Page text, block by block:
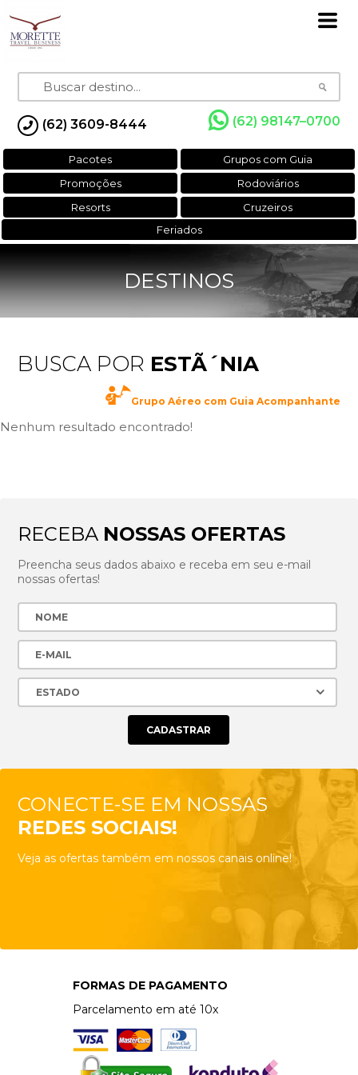
(62) 3609-8444 (62) 98147–0700
Pacotes
Grupos com Guia
Promoções
Rodoviários
Resorts
Cruzeiros
Feriados
DESTINOS
BUSCA POR ESTÃ´NIA
Grupo Aéreo com Guia Acompanhante
Nenhum resultado encontrado!
RECEBA NOSSAS OFERTAS
Preencha seus dados abaixo e receba em seu e-mail
nossas ofertas!
CONECTE-SE EM NOSSAS
REDES SOCIAIS!
Veja as ofertas também em nossos canais online!
FORMAS DE PAGAMENTO
Parcelamento em até 10x